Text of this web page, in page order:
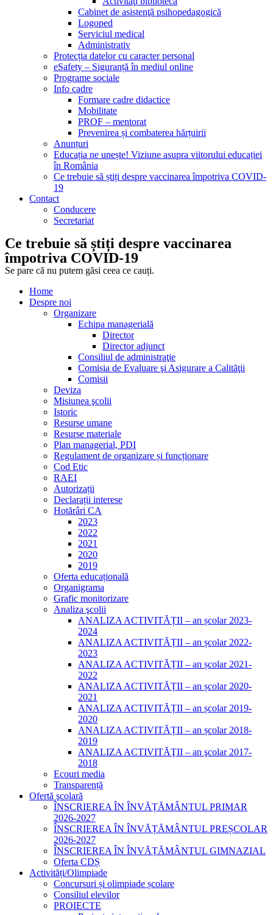
Cabinet de asistenţă psihopedagogică
Logoped
Serviciul medical
Administrativ
Protecția datelor cu caracter personal
eSafety – Siguranță în mediul online
Programe sociale
Info cadre
Formare cadre didactice
Mobilitate
PROF – mentorat
Prevenirea și combaterea hărțuirii
Anunțuri
Educația ne unește! Viziune asupra viitorului educației
în România
Ce trebuie să știți despre vaccinarea împotriva COVID-
19
Contact
Conducere
Secretariat
Ce trebuie să știți despre vaccinarea
împotriva COVID-19
Se pare că nu putem găsi ceea ce cauți.
Home
Despre noi
Organizare
Echipa managerială
Director
Director adjunct
Consiliul de administraţie
Comisia de Evaluare şi Asigurare a Calităţii
Comisii
Deviza
Misiunea şcolii
Istoric
Resurse umane
Resurse materiale
Plan managerial, PDI
Regulament de organizare și funcționare
Cod Etic
RAEI
Autorizații
Declarații interese
Hotărâri CA
2023
2022
2021
2020
2019
Oferta educațională
Organigrama
Grafic monitorizare
Analiza şcolii
ANALIZA ACTIVITĂȚII – an școlar 2023-
2024
ANALIZA ACTIVITĂȚII – an școlar 2022-
2023
ANALIZA ACTIVITĂȚII – an școlar 2021-
2022
ANALIZA ACTIVITĂȚII – an școlar 2020-
2021
ANALIZA ACTIVITĂȚII – an școlar 2019-
2020
ANALIZA ACTIVITĂȚII – an școlar 2018-
2019
ANALIZA ACTIVITĂŢII – an şcolar 2017-
2018
Ecouri media
Transparență
Ofertă şcolară
ÎNSCRIEREA ÎN ÎNVĂȚĂMÂNTUL PRIMAR
2026-2027
ÎNSCRIEREA ÎN ÎNVĂȚĂMÂNTUL PREȘCOLAR
2026-2027
ÎNSCRIEREA ÎN ÎNVĂȚĂMÂNTUL GIMNAZIAL
Oferta CDȘ
Activități/Olimpiade
Concursuri și olimpiade școlare
Consiliul elevilor
PROIECTE